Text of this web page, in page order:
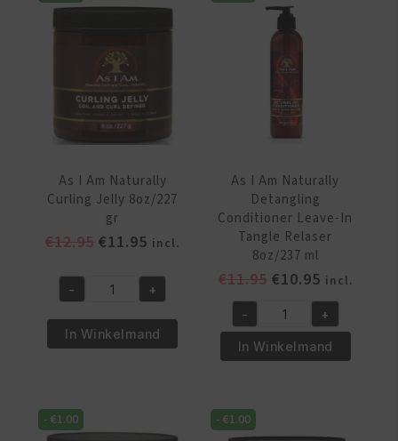
aantal
16oz/454
As I Am Naturally
Curling Jelly 8oz/227
gr
€12.95 Oorspronkelijke
was:
€12.95.
€11.95 Huidige
is:
€11.95.
incl.
As
I
Am
Jelly
8oz/227
- +
In Winkelmand
As I Am Naturally
Detangling
Conditioner Leave-In
Tangle Relaser
8oz/237 ml
€11.95 Oorspronkelijke
was:
€11.95.
€10.95Huidige
prijs
is:
€10.95.
incl.
As
Am
Detangling
Conditioner
- +
In Winkelmand
-€1.00 -€1.00